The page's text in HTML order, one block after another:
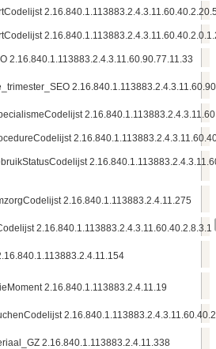
2.16.840.1.113883.2.4.3.11.60.90.77.11.33
2.16.840.1.113883.2.4.11.275
2.16.840.1.113883.2.4.3.11.60.40.2.8.3.1
2.16.840.1.113883.2.4.11.19
2.16.840.1.113883.2.4.11.338